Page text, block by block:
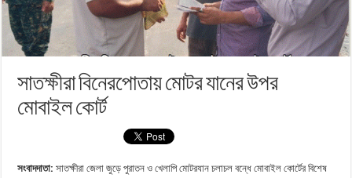
সাতক্ষীরা বিনেরপোতায় মোটর যানের উপর
মোবাইল কোর্ট
সংবাদদাতা: সাতক্ষীরা জেলা জুড়ে পুরাতন ও খেলাপি মোটরযান চলাচল বন্ধে মোবাইল কোর্টের বিশেষ